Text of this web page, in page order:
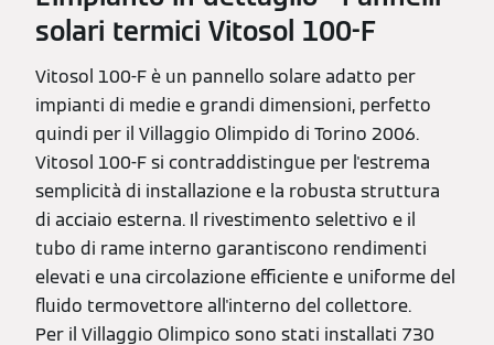
solari termici Vitosol 100-F
Vitosol 100-F è un pannello solare adatto per
impianti di medie e grandi dimensioni, perfetto
quindi per il Villaggio Olimpido di Torino 2006.
Vitosol 100-F si contraddistingue per l'estrema
semplicità di installazione e la robusta struttura
di acciaio esterna. Il rivestimento selettivo e il
tubo di rame interno garantiscono rendimenti
elevati e una circolazione efficiente e uniforme del
fluido termovettore all'interno del collettore.
Per il Villaggio Olimpico sono stati installati 730